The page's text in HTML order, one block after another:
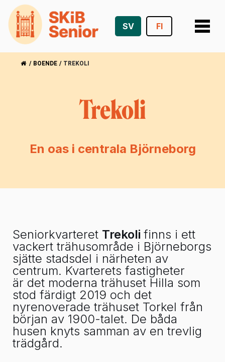
Hoppa
SV FI
/ BOENDE / TREKOLI
Trekoli
En oas i centrala Björneborg
Seniorkvarteret Trekoli finns i ett
vackert trähusområde i Björneborgs
sjätte stadsdel i närheten av
centrum. Kvarterets fastigheter
är det moderna trähuset Hilla som
stod färdigt 2019 och det
nyrenoverade trähuset Torkel från
början av 1900-talet. De båda
husen knyts samman av en trevlig
trädgård.